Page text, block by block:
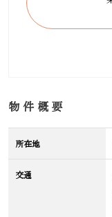
物件概要
所在地
交通